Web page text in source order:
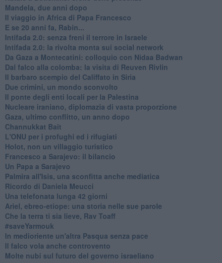
Mandela, due anni dopo
Il viaggio in Africa di Papa Francesco
E se 20 anni fa, Rabin...
Intifada 2.0: senza freni il terrore in Israele
Intifada 2.0: la rivolta monta sui social network
Da Gaza a Montecatini: colloquio con Nidaa Badwan
Dal falco alla colomba: la visita di Reuven Rivlin
Il barbaro scempio del Califfato in Siria
Due crimini, un mondo sconvolto
Il ponte degli enti locali per la Palestina
Nucleare iraniano, diplomazia di vasta proporzione
Gaza, ultimo conflitto, un anno dopo
Channukkat Bait
L'ONU per i profughi ed i rifugiati
Holot, non un villaggio turistico
Francesco a Sarajevo: il bilancio
Un Papa a Sarajevo
Palmira all'Isis, una sconfitta anche mediatica
Ricordo di Daniela Meucci
​Una telefonata lunga 42 giorni
​Ariel, ebreo-etiope: una storia nelle sue parole
Che la terra ti sia lieve, Rav Toaff
​#saveYarmouk
​In medioriente un'altra Pasqua senza pace
​Il falco vola anche controvento
Molte nubi sul futuro del governo israeliano